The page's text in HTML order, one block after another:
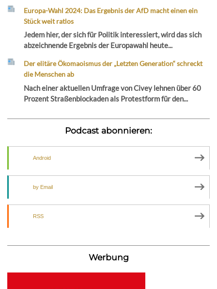
Europa-Wahl 2024: Das Ergebnis der AfD macht einen ein
Stück weit ratlos
Jedem hier, der sich für Politik interessiert, wird das sich
abzeichnende Ergebnis der Europawahl heute...
Der elitäre Ökomaoismus der „Letzten Generation“ schreckt
die Menschen ab
Nach einer aktuellen Umfrage von Civey lehnen über 60
Prozent Straßenblockaden als Protestform für den...
Podcast abonnieren:
Android
by Email
RSS
Werbung